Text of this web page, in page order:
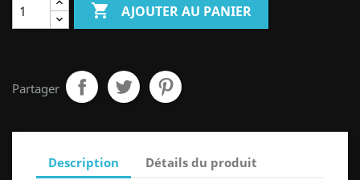
 AJOUTER AU PANIER
Partager
Description Détails du produit